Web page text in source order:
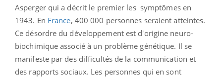
Asperger qui a décrit le premier les symptômes en
1943. En France, 400 000 personnes seraient atteintes.
Ce désordre du développement est d'origine neuro-
biochimique associé à un problème génétique. Il se
manifeste par des difficultés de la communication et
des rapports sociaux. Les personnes qui en sont